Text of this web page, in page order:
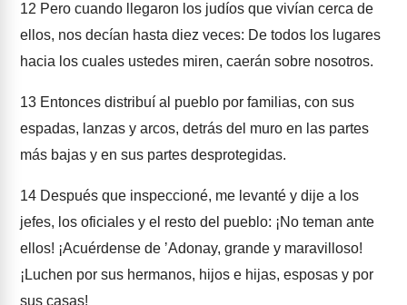
12 Pero cuando llegaron los judíos que vivían cerca de
ellos, nos decían hasta diez veces: De todos los lugares
hacia los cuales ustedes miren, caerán sobre nosotros.
13 Entonces distribuí al pueblo por familias, con sus
espadas, lanzas y arcos, detrás del muro en las partes
más bajas y en sus partes desprotegidas.
14 Después que inspeccioné, me levanté y dije a los
jefes, los oficiales y el resto del pueblo: ¡No teman ante
ellos! ¡Acuérdense de ʼAdonay, grande y maravilloso!
¡Luchen por sus hermanos, hijos e hijas, esposas y por
sus casas!